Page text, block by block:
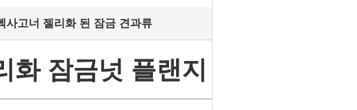
사고너 젤리화 된 잠금 견과류
잠금넛 플랜지